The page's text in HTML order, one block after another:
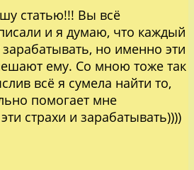
статью!!! Вы всё
и я думаю, что каждый
но именно эти
ему. Со мною тоже так
всё я сумела найти то,
помогает мне
страхи и зарабатывать))))